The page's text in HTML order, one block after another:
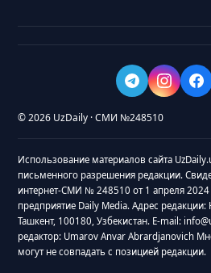
© 2026 UzDaily · СМИ №248510
Использование материалов сайта
письменного разрешения редакции.
интернет-СМИ № 248510 от 1 апреля 2024
предприятие Daily Media. Адрес
Ташкент, 100180, Узбекистан. E-mail:
редактор: Umarov Anvar Abrardjanovich
могут не совпадать с позицией редакции.